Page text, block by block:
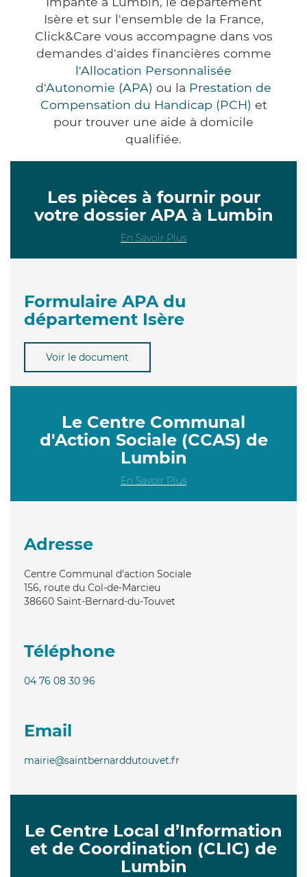
Isère et sur l'ensemble de la France,
Click&Care vous accompagne dans vos
demandes d'aides financières comme
l'Allocation Personnalisée
d'Autonomie (APA) ou la Prestation de
Compensation du Handicap (PCH) et
pour trouver une aide à domicile
qualifiée.
Les pièces à fournir pour
votre dossier APA à Lumbin
En Savoir Plus
Formulaire APA du
département Isère
Voir le document
Le Centre Communal
d'Action Sociale (CCAS) de
Lumbin
En Savoir Plus
Adresse
Centre Communal d'action Sociale
156, route du Col-de-Marcieu
38660 Saint-Bernard-du-Touvet
Téléphone
04 76 08 30 96
Email
mairie@saintbernarddutouvet.fr
Le Centre Local d’Information
et de Coordination (CLIC) de
Lumbin